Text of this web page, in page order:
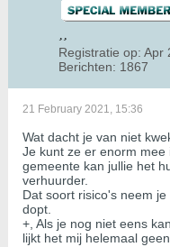
Registratie op: Apr
Berichten: 1867
21 February 2021, 15:36
Wat dacht je van niet
Je kunt ze er enorm
gemeente kan jullie het
verhuurder.
Dat soort risico's neem
dopt.
+, Als je nog niet eens
lijkt het mij helemaal